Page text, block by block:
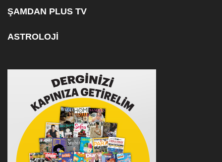
ŞAMDAN PLUS TV
ASTROLOJİ